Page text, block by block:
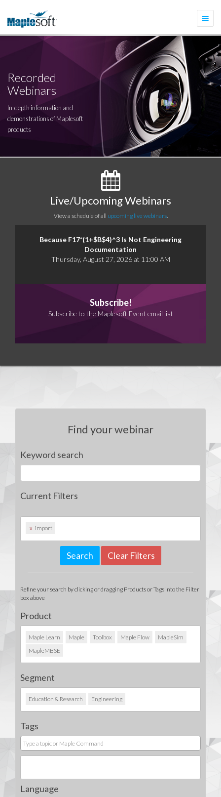
Recorded
Webinars
In-depth information and
demonstrations of Maplesoft
products
Live/Upcoming Webinars
View a schedule of all upcoming live webinars.
Because F17*(1+$B$4)^3 Is Not Engineering
Documentation
Thursday, August 27, 2026 at 11:00 AM
Subscribe!
Subscribe to the Maplesoft Event email list
Find your webinar
Keyword search
Current Filters
x import
Clear Filters
Refine your search by clicking or dragging Products or Tags into the Filter
box above
Product
Maple Learn Maple Toolbox Maple Flow
MapleSim
MapleMBSE
Segment
Education & Research Engineering
Tags
Language